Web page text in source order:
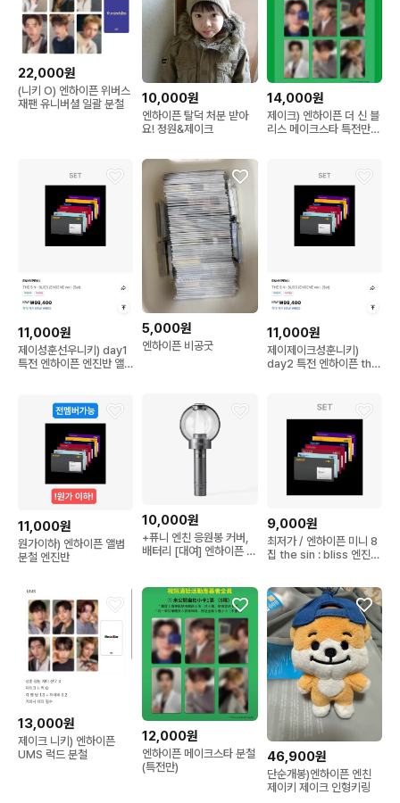
22,000원
(니키 O) 엔하이픈 위버스
재팬 유니버셜 일괄 분철
10,000원
엔하이픈 탈덕 처분 받아
요! 정원&제이크
14,000원
제이크) 엔하이픈 더 신 블
리스 메이크스타 특전만
11,000원
제이성훈선우니키) day1
특전 엔하이픈 엔진반 앨
5,000원
엔하이픈 비공굿
11,000원
제이제이크성훈니키)
day2 특전 엔하이픈 the
11,000원
원가이하) 엔하이픈 앨범
분철 엔진반
10,000원
+퓨니 엔친 응원봉 커버,
배터리 [대여] 엔하이픈 응
9,000원
최저가 / 엔하이픈 미니 8
집 the sin : bliss 엔진반
13,000원
제이크 니키) 엔하이픈
UMS 럭드 분철
12,000원
엔하이픈 메이크스타 분철
(특전만)
46,900원
단순개봉)엔하이픈 엔친
제이키 제이크 인형키링